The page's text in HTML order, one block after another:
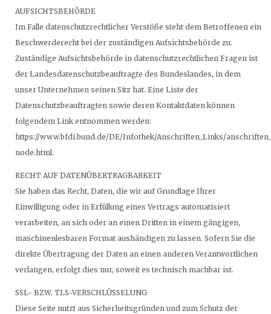
AUFSICHTSBEHÖRDE
Im Falle datenschutzrechtlicher Verstöße steht dem Betroffenen ein
Beschwerderecht bei der zuständigen Aufsichtsbehörde zu.
Zuständige Aufsichtsbehörde in datenschutzrechtlichen Fragen ist
der Landesdatenschutzbeauftragte des Bundeslandes, in dem
unser Unternehmen seinen Sitz hat. Eine Liste der
Datenschutzbeauftragten sowie deren Kontaktdaten können
folgendem Link entnommen werden:
https://www.bfdi.bund.de/DE/Infothek/Anschriften_Links/
node.html.
RECHT AUF DATENÜBERTRAGBARKEIT
Sie haben das Recht, Daten, die wir auf Grundlage Ihrer
Einwilligung oder in Erfüllung eines Vertrags automatisiert
verarbeiten, an sich oder an einen Dritten in einem gängigen,
maschinenlesbaren Format aushändigen zu lassen. Sofern Sie die
direkte Übertragung der Daten an einen anderen Verantwortlichen
verlangen, erfolgt dies nur, soweit es technisch machbar ist.
SSL- BZW. TLS-VERSCHLÜSSELUNG
Diese Seite nutzt aus Sicherheitsgründen und zum Schutz der